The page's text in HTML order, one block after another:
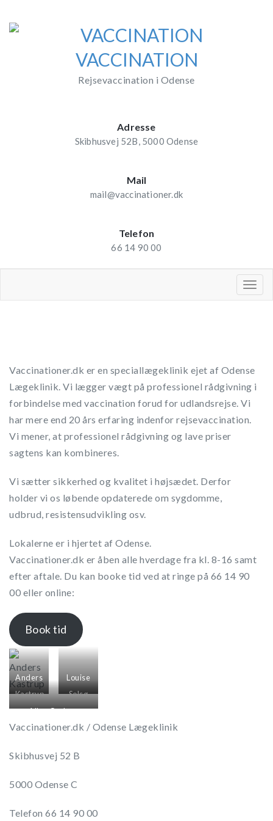
content
VACCINATION
Rejsevaccination i Odense
Adresse
Skibhusvej 52B, 5000 Odense
Mail
mail@vaccinationer.dk
Telefon
66 14 90 00
Vaccinationer.dk er en speciallægeklinik ejet af Odense
Lægeklinik. Vi lægger vægt på professionel rådgivning i
forbindelse med vaccination forud for udlandsrejse. Vi
har mere end 20 års erfaring indenfor rejsevaccination.
Vi mener, at professionel rådgivning og lave priser
sagtens kan kombineres.
Vi sætter sikkerhed og kvalitet i højsædet. Derfor
holder vi os løbende opdaterede om sygdomme,
udbrud, resistensudvikling osv.
Lokalerne er i hjertet af Odense.
Vaccinationer.dk er åben alle hverdage fra kl. 8-16 samt
efter aftale. Du kan booke tid ved at ringe på 66 14 90
00 eller online:
Book tid
Anders
Kastrup
Louise
Solsø
Allan Carlsen
Vaccinationer.dk / Odense Lægeklinik
Skibhusvej 52 B
5000 Odense C
Telefon 66 14 90 00